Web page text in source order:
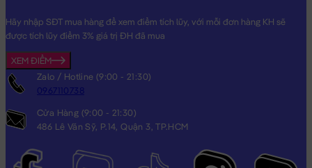
Hãy nhập SĐT mua hàng để xem điểm tích lũy, với mỗi đơn hàng KH sẽ
được tích lũy điểm 3% giá trị ĐH đã mua
XEM ĐIỂM
Zalo / Hotline (9:00 - 21:30)
0967110738
Cửa Hàng (9:00 - 21:30)
486 Lê Văn Sỹ, P.14, Quận 3, TP.HCM